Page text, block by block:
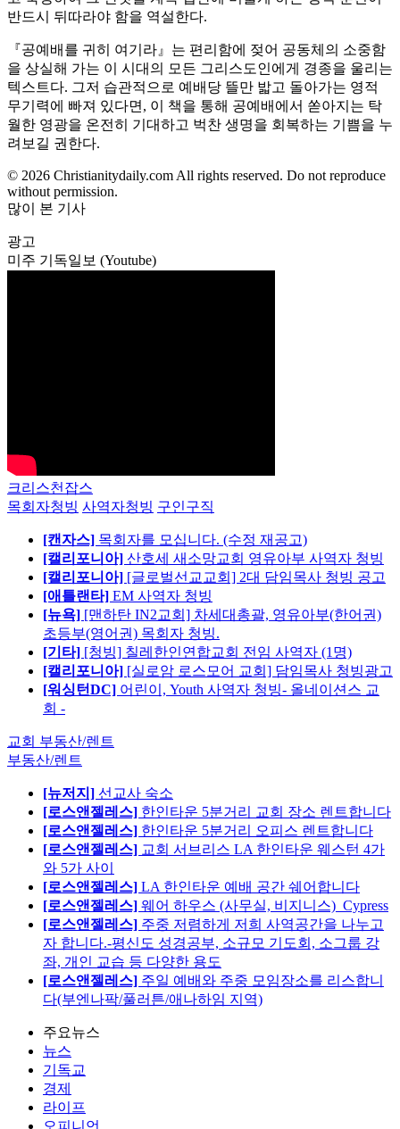
반드시 뒤따라야 함을 역설한다.
『공예배를 귀히 여기라』는 편리함에 젖어 공동체의 소중함
을 상실해 가는 이 시대의 모든 그리스도인에게 경종을 울리는
텍스트다. 그저 습관적으로 예배당 뜰만 밟고 돌아가는 영적
무기력에 빠져 있다면, 이 책을 통해 공예배에서 쏟아지는 탁
월한 영광을 온전히 기대하고 벅찬 생명을 회복하는 기쁨을 누
려보길 권한다.
© 2026 Christianitydaily.com All rights reserved. Do not reproduce
without permission.
많이 본 기사
광고
미주 기독일보 (Youtube)
크리스천잡스
목회자청빙 사역자청빙 구인구직
[캔자스] 목회자를 모십니다. (수정 재공고)
[캘리포니아] 산호세 새소망교회 영유아부 사역자 청빙
[캘리포니아] [글로벌선교교회] 2대 담임목사 청빙 공고
[애틀랜타] EM 사역자 청빙
[뉴욕] [맨하탄 IN2교회] 차세대총괄, 영유아부(한어권)
초등부(영어권) 목회자 청빙.
[기타] [청빙] 칠레한인연합교회 전임 사역자 (1명)
[캘리포니아] [실로암 로스모어 교회] 담임목사 청빙광고
[워싱턴DC] 어린이, Youth 사역자 청빙- 올네이션스 교
회 -
교회 부동산/렌트
부동산/렌트
[뉴저지] 선교사 숙소
[로스앤젤레스] 한인타운 5분거리 교회 장소 렌트합니다
[로스앤젤레스] 한인타운 5분거리 오피스 렌트합니다
[로스앤젤레스] 교회 서브리스 LA 한인타운 웨스턴 4가
와 5가 사이
[로스앤젤레스] LA 한인타운 예배 공간 쉐어합니다
[로스앤젤레스] 웨어 하우스 (사무실, 비지니스)_Cypress
[로스앤젤레스] 주중 저렴하게 저희 사역공간을 나누고
자 합니다.-평신도 성경공부, 소규모 기도회, 소그룹 강
좌, 개인 교습 등 다양한 용도
[로스앤젤레스] 주일 예배와 주중 모임장소를 리스합니
다(부엔나팍/풀러튼/애나하임 지역)
주요뉴스
뉴스
기독교
경제
라이프